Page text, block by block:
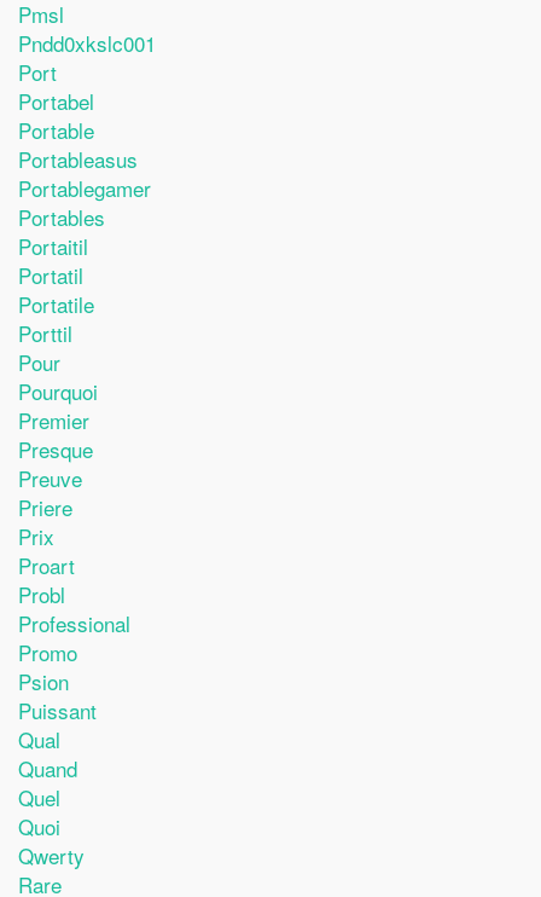
Pmsl
Pndd0xkslc001
Port
Portabel
Portable
Portableasus
Portablegamer
Portables
Portaitil
Portatil
Portatile
Porttil
Pour
Pourquoi
Premier
Presque
Preuve
Priere
Prix
Proart
Probl
Professional
Promo
Psion
Puissant
Qual
Quand
Quel
Quoi
Qwerty
Rare